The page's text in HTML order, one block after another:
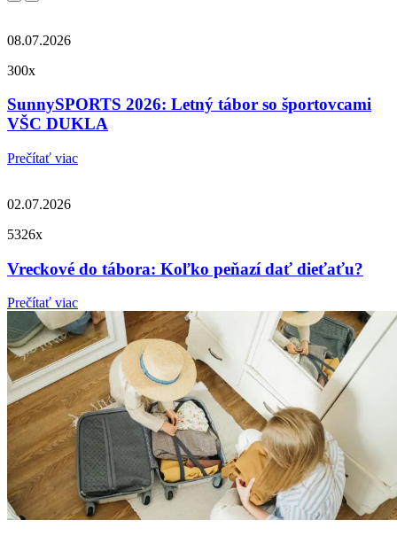
08.07.2026
300x
SunnySPORTS 2026: Letný tábor so športovcami
VŠC DUKLA
Prečítať viac
02.07.2026
5326x
Vreckové do tábora: Koľko peňazí dať dieťaťu?
Prečítať viac